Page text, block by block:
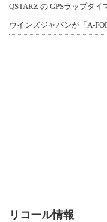
QSTARZ の GPSラップタ
ウインズジャパンが「A-
リコール情報